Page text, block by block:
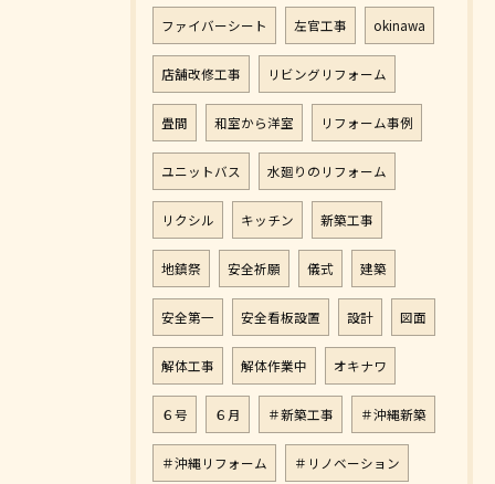
ファイバーシート 左官工事 okinawa
店舗改修工事 リビングリフォーム
畳間 和室から洋室 リフォーム事例
ユニットバス 水廻りのリフォーム
リクシル キッチン 新築工事
地鎮祭 安全祈願 儀式 建築
安全第一 安全看板設置 設計 図面
解体工事 解体作業中 オキナワ
６号 ６月 ＃新築工事 ＃沖縄新築
＃沖縄リフォーム ＃リノベーション